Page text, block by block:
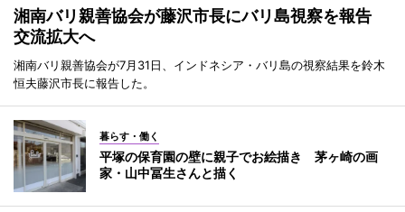
湘南バリ親善協会が藤沢市長にバリ島視察を報告
交流拡大へ
湘南バリ親善協会が7月31日、インドネシア・バリ島の視察結果を鈴木
恒夫藤沢市長に報告した。
暮らす・働く
平塚の保育園の壁に親子でお絵描き 茅ヶ崎の画
家・山中冨生さんと描く